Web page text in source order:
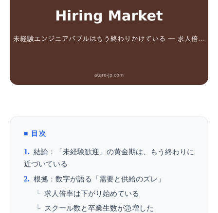
目次
結論：「未経験歓迎」の黄金期は、もう終わりに
近づいている
根拠：数字が語る「需要と供給のズレ」
求人倍率は下がり始めている
スクール数と卒業生数が急増した